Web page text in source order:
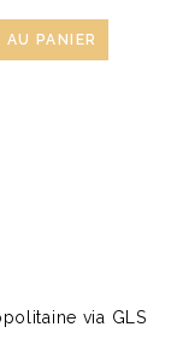
PANIER
via GLS